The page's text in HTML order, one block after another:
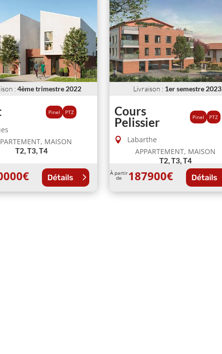
:4ème trimestre 2022
Pinel PTZ
MAISON
T2, T3, T4
€ Détails
Livraison : 1er semestre 2023
Cours
Pelissier
Pinel PTZ
Labarthe
APPARTEMENT, MAISON
T2, T3, T4
À partir
de 187900€ Détails